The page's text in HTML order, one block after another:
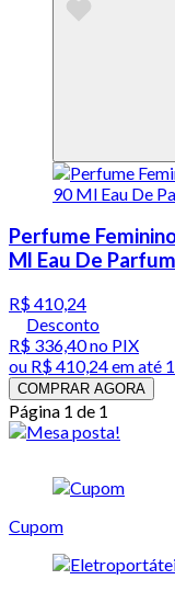
Perfume
Ml Eau De Parfum
R$ 410,24
Desconto
R$ 336,40no PIX
ou R$ 410,24em até
COMPRAR AGORA
Página 1 de 1
Cupom